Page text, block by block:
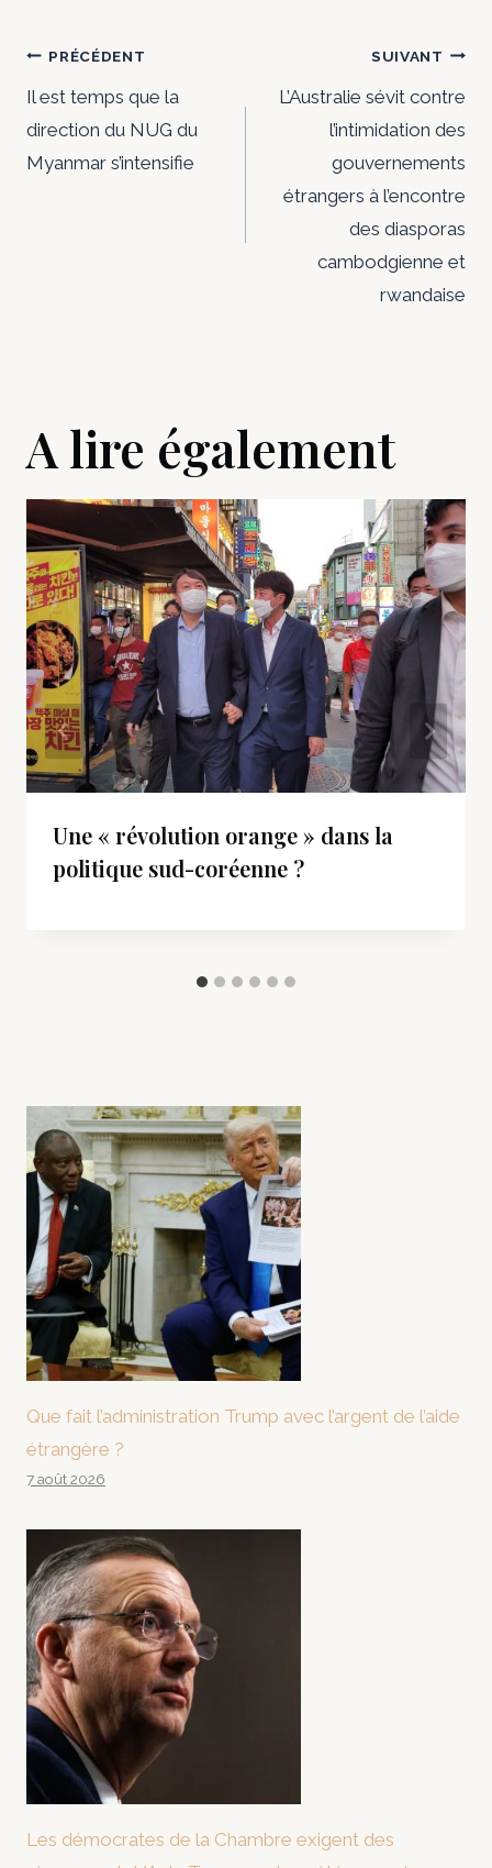
Navigation
de
l’article
PRÉCÉDENT
Il est temps que la
direction du NUG du
Myanmar s’intensifie
SUIVANT
L’Australie sévit contre
l’intimidation des
gouvernements
étrangers à l’encontre
des diasporas
cambodgienne et
rwandaise
A lire également
Une « révolution orange » dans la
politique sud-coréenne ?
Que fait l’administration Trump avec l’argent de l’aide
étrangère ?
7 août 2026
Les démocrates de la Chambre exigent des